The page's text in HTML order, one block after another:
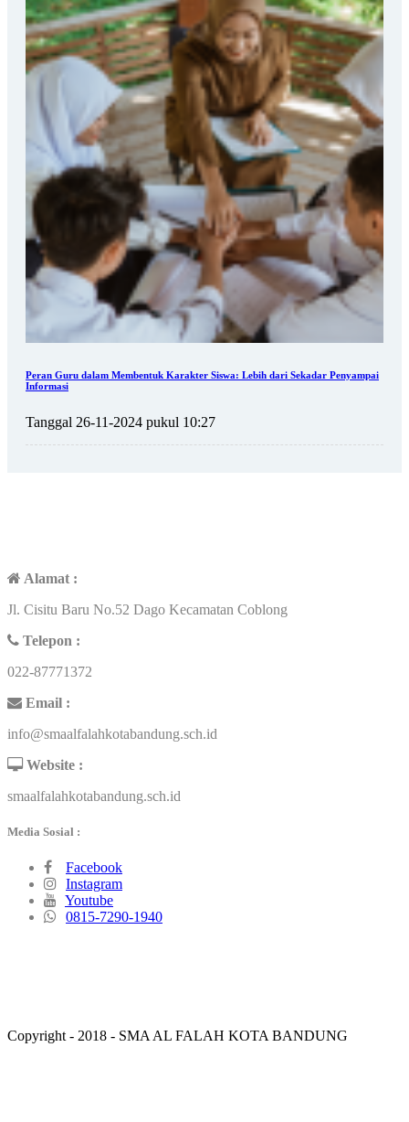
Peran Guru dalam Membentuk Karakter Siswa: Lebih dari Sekadar Penyampai
Informasi
Tanggal 26-11-2024 pukul 10:27
Alamat :
Jl. Cisitu Baru No.52 Dago Kecamatan Coblong
Telepon :
022-87771372
Email :
info@smaalfalahkotabandung.sch.id
Website :
smaalfalahkotabandung.sch.id
Media Sosial :
Facebook
Instagram
Youtube
0815-7290-1940
Copyright - 2018 - SMA AL FALAH KOTA BANDUNG